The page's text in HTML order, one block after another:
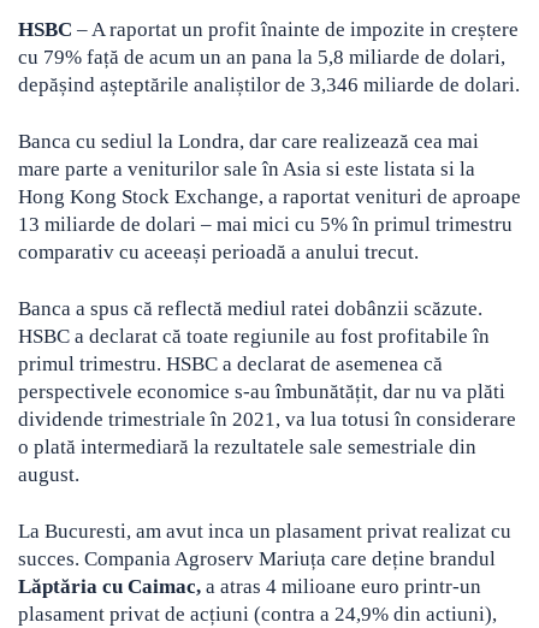
HSBC – A raportat un profit înainte de impozite in creștere
cu 79% față de acum un an pana la 5,8 miliarde de dolari,
depășind așteptările analiștilor de 3,346 miliarde de dolari.
Banca cu sediul la Londra, dar care realizează cea mai
mare parte a veniturilor sale în Asia si este listata si la
Hong Kong Stock Exchange, a raportat venituri de aproape
13 miliarde de dolari – mai mici cu 5% în primul trimestru
comparativ cu aceeași perioadă a anului trecut.
Banca a spus că reflectă mediul ratei dobânzii scăzute.
HSBC a declarat că toate regiunile au fost profitabile în
primul trimestru. HSBC a declarat de asemenea că
perspectivele economice s-au îmbunătățit, dar nu va plăti
dividende trimestriale în 2021, va lua totusi în considerare
o plată intermediară la rezultatele sale semestriale din
august.
La Bucuresti, am avut inca un plasament privat realizat cu
succes. Compania Agroserv Mariuța care deține brandul
Lăptăria cu Caimac, a atras 4 milioane euro printr-un
plasament privat de acțiuni (contra a 24,9% din actiuni),